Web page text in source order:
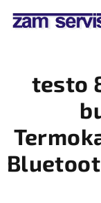
testo